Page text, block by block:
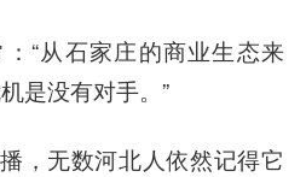
“从石家庄的商业生态来
是没有对手。”
，无数河北人依然记得它